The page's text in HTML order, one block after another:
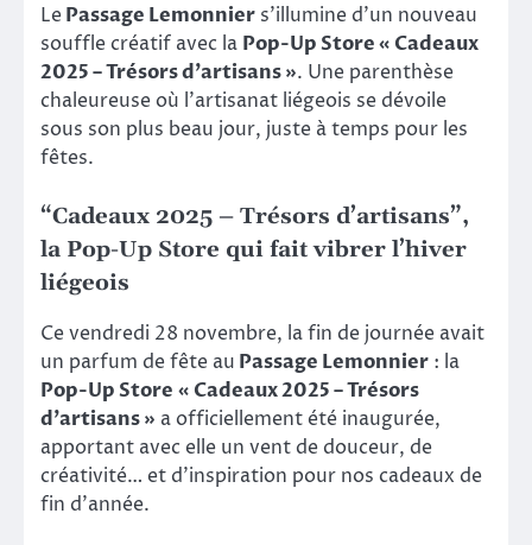
LePassage Lemonnier s’illumine d’un nouveau
souffle créatif avec la Pop-Up Store « Cadeaux
2025 – Trésors d’artisans ». Une parenthèse
chaleureuse où l’artisanat liégeois se dévoile
sous son plus beau jour, juste à temps pour les
fêtes.
“Cadeaux 2025 – Trésors d’artisans”,
la Pop-Up Store qui fait vibrer l’hiver
liégeois
Ce vendredi 28 novembre, la fin de journée avait
un parfum de fête au Passage Lemonnier : la
Pop-Up Store « Cadeaux 2025 – Trésors
d’artisans » a officiellement été inaugurée,
apportant avec elle un vent de douceur, de
créativité… et d’inspiration pour nos cadeaux de
fin d’année.